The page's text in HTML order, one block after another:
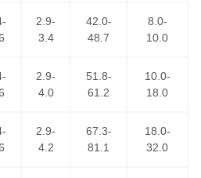
物流！
2.9-
3.4
42.0-
48.7
8.0-
10.0
2.9-
4.0
51.8-
61.2
10.0-
18.0
2.9-
4.2
67.3-
81.1
18.0-
32.0